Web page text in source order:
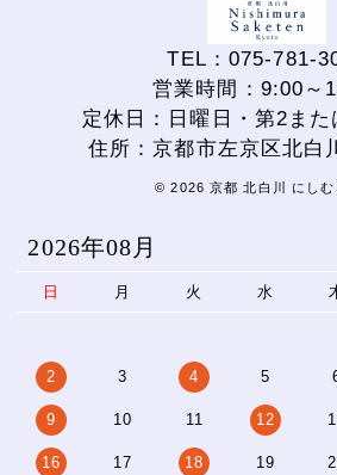
TEL：075-781-
営業時間：9:00～
定休日：日曜日・第2また
住所：京都市左京区北白
© 2026 京都 北白川 にしむ
2026年08月
日 月 火 水
2 3 4 5
9 10 11 12
16 17 18 19